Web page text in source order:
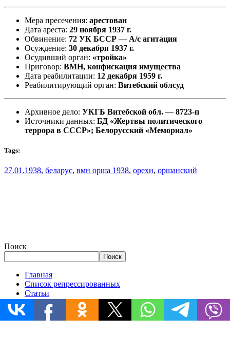
Мера пресечения: арестован
Дата ареста: 29 ноября 1937 г.
Обвинение: 72 УК БССР — А/с агитация
Осуждение: 30 декабря 1937 г.
Осудивший орган: «тройка»
Приговор: ВМН, конфискация имущества
Дата реабилитации: 12 декабря 1959 г.
Реабилитирующий орган: Витебский облсуд
Архивное дело: УКГБ Витебской обл. — 8723-п
Источники данных: БД «Жертвы политического
террора в СССР»; Белорусский «Мемориал»
Tags:
27.01.1938, беларус, вмн орша 1938, орехи, оршанский
Поиск
Поиск
Главная
Список репрессированных
Статьи
Документы
Истории
Репрессированные деревни